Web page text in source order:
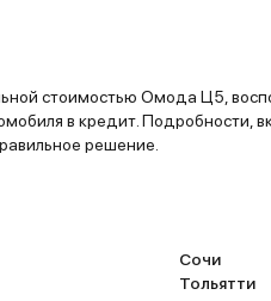
стоимостью Омода Ц5,
в кредит. Подробности,
решение.
Сочи
Тольятти